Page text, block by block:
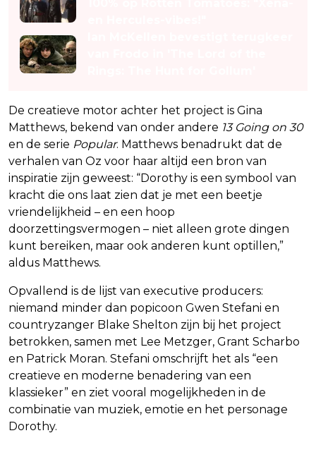
De creatieve motor achter het project is Gina
Matthews, bekend van onder andere 13 Going on 30
en de serie Popular. Matthews benadrukt dat de
verhalen van Oz voor haar altijd een bron van
inspiratie zijn geweest: “Dorothy is een symbool van
kracht die ons laat zien dat je met een beetje
vriendelijkheid – en een hoop
doorzettingsvermogen – niet alleen grote dingen
kunt bereiken, maar ook anderen kunt optillen,”
aldus Matthews.
Opvallend is de lijst van executive producers:
niemand minder dan popicoon Gwen Stefani en
countryzanger Blake Shelton zijn bij het project
betrokken, samen met Lee Metzger, Grant Scharbo
en Patrick Moran. Stefani omschrijft het als “een
creatieve en moderne benadering van een
klassieker” en ziet vooral mogelijkheden in de
combinatie van muziek, emotie en het personage
Dorothy.